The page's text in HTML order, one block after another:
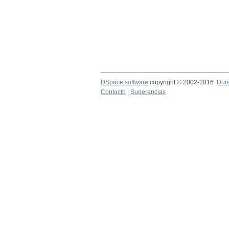
DSpace software copyright © 2002-2016
Contacto
Sugerencias